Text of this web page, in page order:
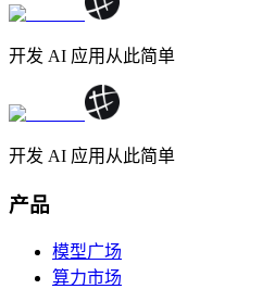
开发 AI 应用从此简单
开发 AI 应用从此简单
产品
模型广场
算力市场